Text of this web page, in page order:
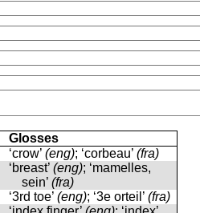
Glosses
‘crow’ (eng); ‘corbeau’ (fra)
‘breast’ (eng); ‘mamelles,
sein’ (fra)
‘3rd toe’ (eng); ‘3e orteil’ (fra)